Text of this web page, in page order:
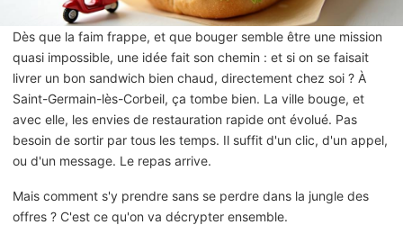
Dès que la faim frappe, et que bouger semble être une mission
quasi impossible, une idée fait son chemin : et si on se faisait
livrer un bon sandwich bien chaud, directement chez soi ? À
Saint-Germain-lès-Corbeil, ça tombe bien. La ville bouge, et
avec elle, les envies de restauration rapide ont évolué. Pas
besoin de sortir par tous les temps. Il suffit d'un clic, d'un appel,
ou d'un message. Le repas arrive.
Mais comment s'y prendre sans se perdre dans la jungle des
offres ? C'est ce qu'on va décrypter ensemble.